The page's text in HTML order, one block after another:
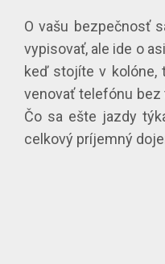
O vašu bezpečnosť
vypisovať, ale ide o
keď stojíte v kolóne,
venovať telefónu bez
Čo sa ešte jazdy
celkový príjemný